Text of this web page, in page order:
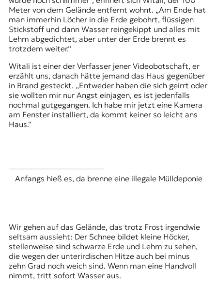
Meter von dem Gelände entfernt wohnt. „Am Ende hat
man immerhin Löcher in die Erde gebohrt, flüssigen
Stickstoff und dann Wasser reingekippt und alles mit
Lehm abgedichtet, aber unter der Erde brennt es
trotzdem weiter.“
Witali ist einer der Verfasser jener Videobotschaft, er
erzählt uns, danach hätte jemand das Haus gegenüber
in Brand gesteckt. „Entweder haben die sich geirrt oder
sie wollten mir nur Angst einjagen, es ist jedenfalls
nochmal gutgegangen. Ich habe mir jetzt eine Kamera
am Fenster installiert, da kommt keiner so leicht ans
Haus.“
Anfangs hieß es, da brenne eine illegale Mülldeponie
Wir gehen auf das Gelände, das trotz Frost irgendwie
seltsam aussieht: Der Schnee bildet kleine Höcker,
stellenweise sind schwarze Erde und Lehm zu sehen,
die wegen der unterirdischen Hitze auch bei minus
zehn Grad noch weich sind. Wenn man eine Handvoll
nimmt, tritt sofort Wasser aus.